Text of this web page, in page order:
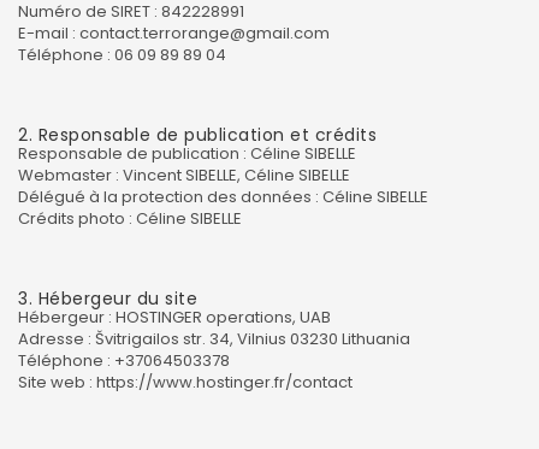
Numéro de SIRET : 842228991
E-mail : contact.terrorange@gmail.com
Téléphone : 06 09 89 89 04
2. Responsable de publication et crédits
Responsable de publication : Céline SIBELLE
Webmaster : Vincent SIBELLE, Céline SIBELLE
Délégué à la protection des données : Céline SIBELLE
Crédits photo : Céline SIBELLE
3. Hébergeur du site
Hébergeur : HOSTINGER operations, UAB
Adresse : Švitrigailos str. 34, Vilnius 03230 Lithuania
Téléphone : +37064503378
Site web : https://www.hostinger.fr/contact